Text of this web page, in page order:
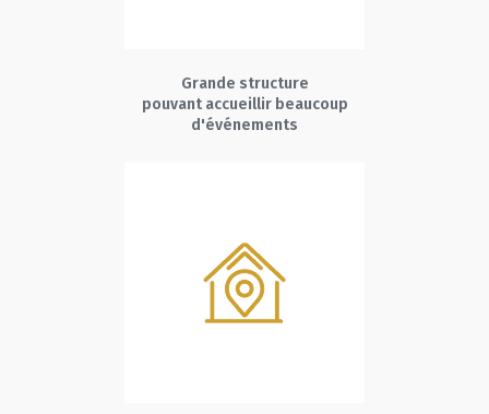
Grande structure
pouvant accueillir beaucoup
d'événements